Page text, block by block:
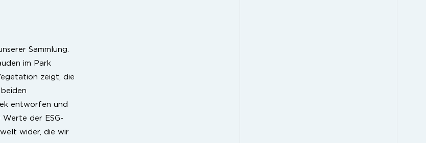
Sammlung.
im Park
zeigt, die
entworfen und
der ESG-
wider, die wir